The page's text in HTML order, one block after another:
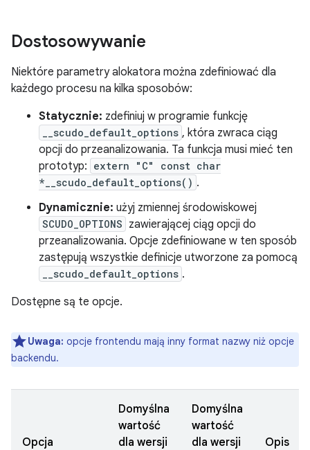
Dostosowywanie
Niektóre parametry alokatora można zdefiniować dla
każdego procesu na kilka sposobów:
Statycznie: zdefiniuj w programie funkcję
__scudo_default_options , która zwraca ciąg
opcji do przeanalizowania. Ta funkcja musi mieć ten
prototyp: extern "C" const char
*__scudo_default_options() .
Dynamicznie: użyj zmiennej środowiskowej
SCUDO_OPTIONS zawierającej ciąg opcji do
przeanalizowania. Opcje zdefiniowane w ten sposób
zastępują wszystkie definicje utworzone za pomocą
__scudo_default_options .
Dostępne są te opcje.
Uwaga: opcje frontendu mają inny format nazwy niż opcje
backendu.
Opcja
Domyślna
wartość
dla wersji
Domyślna
wartość
dla wersji
Opis